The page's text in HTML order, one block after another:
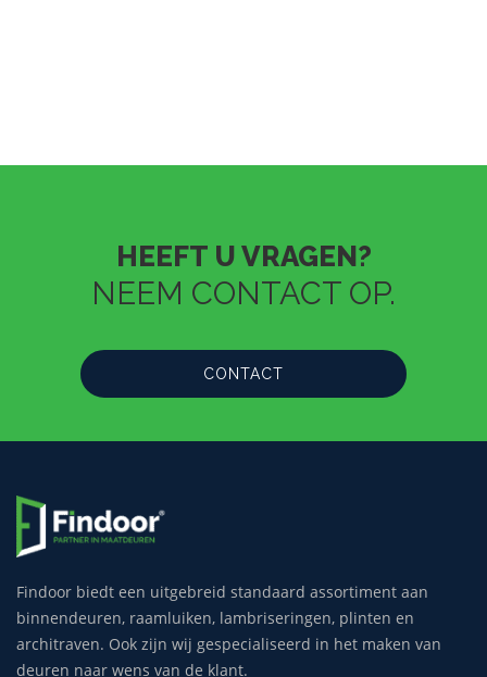
HEEFT U VRAGEN?
NEEM CONTACT OP.
CONTACT
Findoor biedt een uitgebreid standaard assortiment aan
binnendeuren, raamluiken, lambriseringen, plinten en
architraven. Ook zijn wij gespecialiseerd in het maken van
deuren naar wens van de klant.